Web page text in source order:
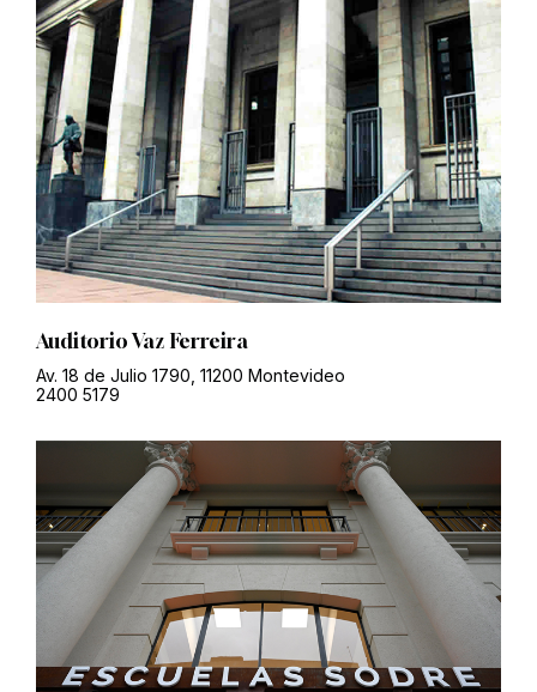
Auditorio Vaz Ferreira
Av. 18 de Julio 1790, 11200 Montevideo
2400 5179